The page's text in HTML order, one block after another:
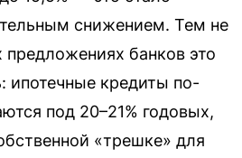
снижением. Тем не
банков это
ипотечные кредиты по-
под 20–21% годовых,
«трешке» для